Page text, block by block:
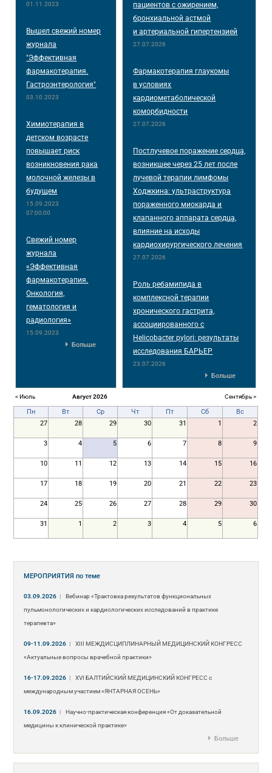
01.11.2023
Вышел свежий номер
журнала
"Эффективная
фармакотерапия.
Гастроэнтерология"
03.10.2023
Химиотерапия в
детском возрасте
повышает риск
возникновения рака
молочной железы в
будущем
15.09.2023
07:00:00
Свежий номер
журнала
«Эффективная
фармакотерапия.
Онкология,
гематология и
радиология»
15.09.2023
Больше
пациентов с ожирением,
бронхиальной астмой
и артериальной гипертензией
27.07.2026
Фармакотерапия глаукомы
в условиях
кардиометаболической
коморбидности
27.07.2026
Постлучевое поражение сердца,
возникшее через 25 лет после
лучевой терапии лимфомы
Ходжкина: ультраструктура
пораженного миокарда и
клапанного аппарата сердца,
влияние на исходы
кардиохирургического лечения
27.07.2026
Роль ребамипида в
комплексной терапии
хронического гастрита,
ассоциированного с
Helicobacter pylori: результаты
исследования БАРЬЕР
23.07.2026
Больше
< Июль Август 2026 Сентябрь >
Пн Вт Ср Чт Пт Сб
Вс
27
28 29 30 31 1 2
3 4 5 6 7 8 9
10 11 12 13 14 15 16
17 18 19 20 21 22 23
24 25 26 27 28 29 30
31 1 2 3 4 5 6
МЕРОПРИЯТИЯпо теме
03.09.2026 |
Вебинар «Трактовка результатов функциональных
пульмонологических и кардиологических исследований в практике
терапевта»
09-11.09.2026 |
ХIII МЕЖДИСЦИПЛИНАРНЫЙ МЕДИЦИНСКИЙ КОНГРЕСС
«Актуальные вопросы врачебной практики»
16-17.09.2026 |
XVI БАЛТИЙСКИЙ МЕДИЦИНСКИЙ КОНГРЕСС с
международным участием «ЯНТАРНАЯ ОСЕНЬ»
16.09.2026 |
Научно-практическая конференция «От доказательной
медицины к клинической практике»
Больше